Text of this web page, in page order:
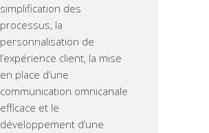
simplification des
processus, la
personnalisation de
l’expérience client, la mise
en place d’une
communication omnicanale
efficace et le
développement d’une